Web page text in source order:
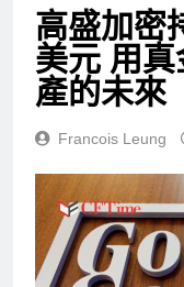
高盛加密
美元 用
產的未來
Francois Leung